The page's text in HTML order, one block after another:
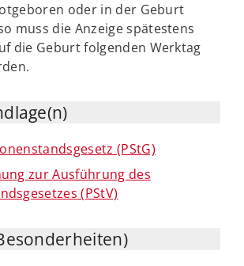
oder in der Geburt
muss die Anzeige spätestens
die Geburt folgenden Werktag
(PStG)
zur Ausführung des
(PStV)